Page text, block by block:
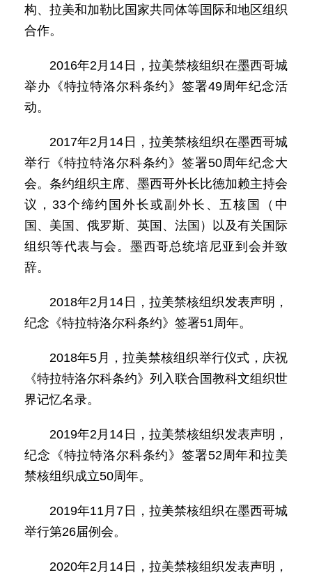
构、拉美和加勒比国家共同体等国际和地区组织
合作。
2016年2月14日，拉美禁核组织在墨西哥城
举办《特拉特洛尔科条约》签署49周年纪念活
动。
2017年2月14日，拉美禁核组织在墨西哥城
举行《特拉特洛尔科条约》签署50周年纪念大
会。条约组织主席、墨西哥外长比德加赖主持会
议，33个缔约国外长或副外长、五核国（中
国、美国、俄罗斯、英国、法国）以及有关国际
组织等代表与会。墨西哥总统培尼亚到会并致
辞。
2018年2月14日，拉美禁核组织发表声明，
纪念《特拉特洛尔科条约》签署51周年。
2018年5月，拉美禁核组织举行仪式，庆祝
《特拉特洛尔科条约》列入联合国教科文组织世
界记忆名录。
2019年2月14日，拉美禁核组织发表声明，
纪念《特拉特洛尔科条约》签署52周年和拉美
禁核组织成立50周年。
2019年11月7日，拉美禁核组织在墨西哥城
举行第26届例会。
2020年2月14日，拉美禁核组织发表声明，